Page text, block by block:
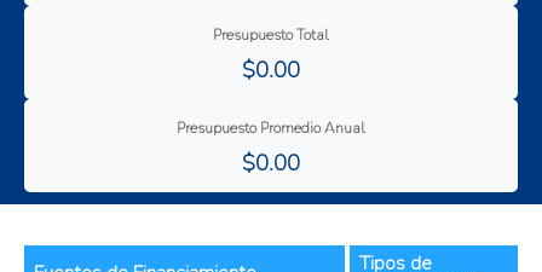
Presupuesto Total
$0.00
Presupuesto Promedio Anual
$0.00
Tipos de